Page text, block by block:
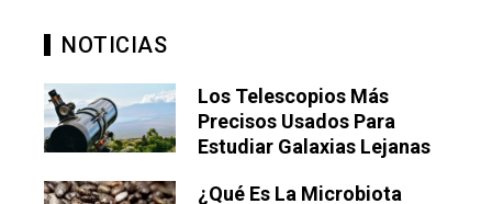
NOTICIAS
Los Telescopios Más
Precisos Usados Para
Estudiar Galaxias Lejanas
¿Qué Es La Microbiota